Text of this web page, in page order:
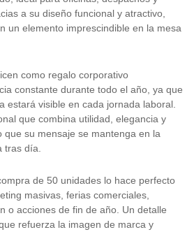
a su diseño funcional y atractivo,
un elemento imprescindible en la mesa
como regalo corporativo
constante durante todo el año, ya que
estará visible en cada jornada laboral.
que combina utilidad, elegancia y
que su mensaje se mantenga en la
tras día.
de 50 unidades lo hace perfecto
masivas, ferias comerciales,
o acciones de fin de año. Un detalle
refuerza la imagen de marca y